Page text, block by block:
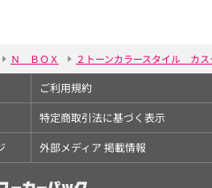
Ｎ ＢＯＸ ２トーンカラースタイル カ
ご利用規約
特定商取引法に基づく表示
外部メディア 掲載情報